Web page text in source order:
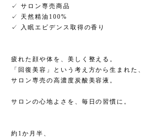
✓ サロン専売商品
✓ 天然精油100%
✓ 入眠エビデンス取得の香り
疲れた顔や体を、美しく整える。
「回復美容」という考え方から生まれた、
サロン専売の高濃度炭酸美容液。
サロンの心地よさを、毎日の習慣に。
約1か月半、